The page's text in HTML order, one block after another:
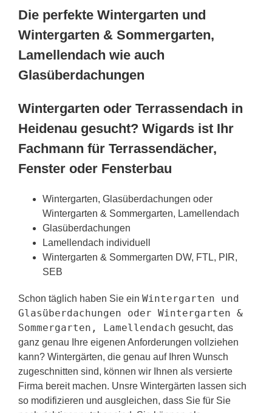
Die perfekte Wintergarten und
Wintergarten & Sommergarten,
Lamellendach wie auch
Glasüberdachungen
Wintergarten oder Terrassendach in
Heidenau gesucht? Wigards ist Ihr
Fachmann für Terrassendächer,
Fenster oder Fensterbau
Wintergarten, Glasüberdachungen oder
Wintergarten & Sommergarten, Lamellendach
Glasüberdachungen
Lamellendach individuell
Wintergarten & Sommergarten DW, FTL, PIR,
SEB
Schon täglich haben Sie ein Wintergarten und
Glasüberdachungen oder Wintergarten &
Sommergarten, Lamellendach gesucht, das
ganz genau Ihre eigenen Anforderungen vollziehen
kann? Wintergärten, die genau auf Ihren Wunsch
zugeschnitten sind, können wir Ihnen als versierte
Firma bereit machen. Unsre Wintergärten lassen sich
so modifizieren und ausgleichen, dass Sie für Sie